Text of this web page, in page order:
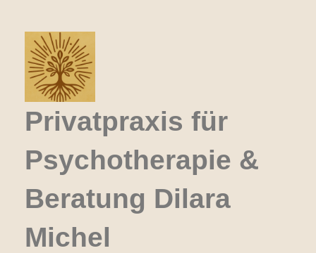
Privatpraxis für
Psychotherapie &
Beratung Dilara
Michel
Inhalt
springen